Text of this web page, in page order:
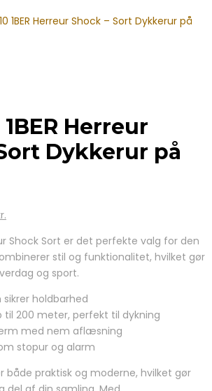
1BER Herreur Shock – Sort Dykkerur på
1BER Herreur
Dykkerur på
pris
er:
1.095,00 kr..
Shock Sort er det perfekte valg for den
stil og funktionalitet, hvilket gør
og sport.
sikrer holdbarhed
til 200 meter, perfekt til dykning
med nem aflæsning
stopur og alarm
både praktisk og moderne, hvilket gør